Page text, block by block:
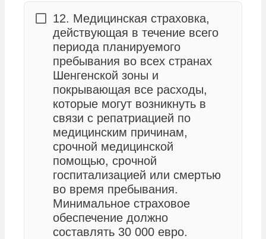
12. Медицинская страховка,
действующая в течение всего
периода планируемого
пребывания во всех странах
Шенгенской зоны и
покрывающая все расходы,
которые могут возникнуть в
связи с репатриацией по
медицинским причинам,
срочной медицинской
помощью, срочной
госпитализацией или смертью
во время пребывания.
Минимальное страховое
обеспечение должно
составлять 30 000 евро.